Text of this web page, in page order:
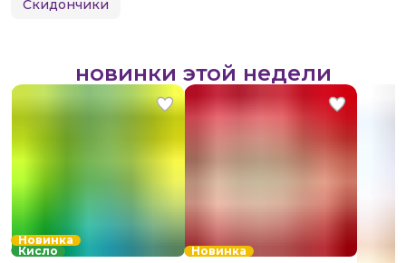
Скидончики
новинки этой недели
Новинка
Кисло
Новинка